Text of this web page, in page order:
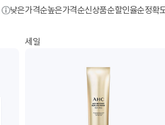
낮은가격순높은가격순신상품순할인율순정확
세일